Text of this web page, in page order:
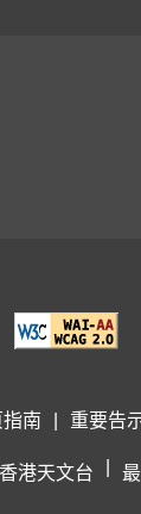
指南 重要告
港天文台